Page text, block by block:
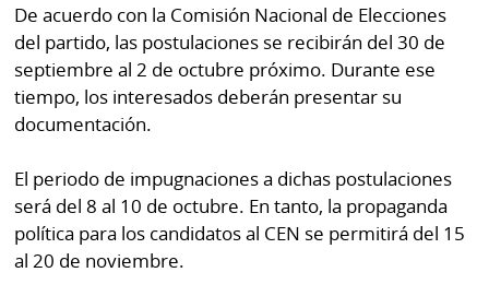
OTROS
SITIOS
Metro
Metro
Tienda
Panamá
Mi
Ellas
Club
La
De acuerdo con la Comisión Nacional de Elecciones
del partido, las postulaciones se recibirán del 30 de
septiembre al 2 de octubre próximo. Durante ese
tiempo, los interesados deberán presentar su
documentación.
El periodo de impugnaciones a dichas postulaciones
será del 8 al 10 de octubre. En tanto, la propaganda
política para los candidatos al CEN se permitirá del 15
al 20 de noviembre.